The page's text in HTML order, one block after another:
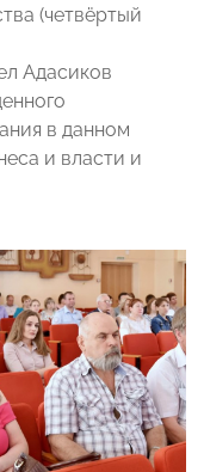
(четвёртый
Адасиков
в данном
и власти и